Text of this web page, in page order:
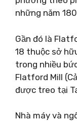
những năm
Gần đó là
18 thuộc sở
trong nhiều
Flatford Mill
được treo tại
Nhà máy và